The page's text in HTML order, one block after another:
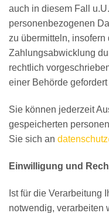
auch in diesem Fall
personenbezogenen
zu übermitteln,
Zahlungsabwicklung
rechtlich
einer Behörde gefordert
Sie können jederzeit
gespeicherten
Sie sich an
Einwilligung und
Ist für die Verarbeitung
notwendig, verarbeiten